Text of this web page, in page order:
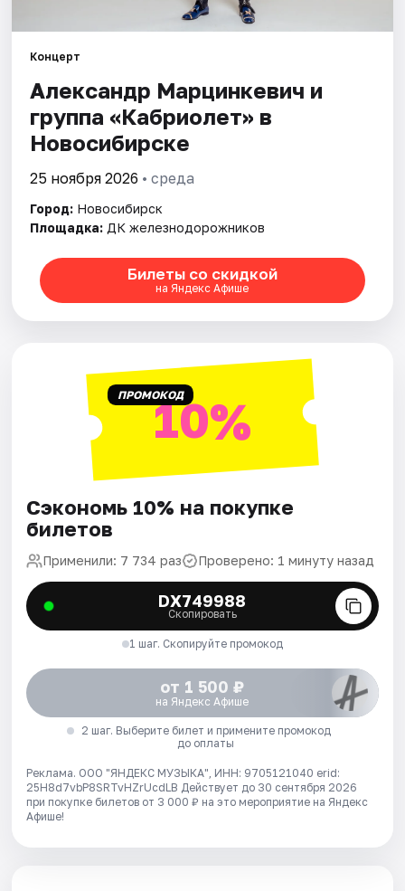
Площадки
Артисты
Рейтинги
Концерт
Александр Марцинкевич и
группа «Кабриолет» в
Новосибирске
25 ноября 2026 • среда
Город: Новосибирск
Площадка: ДК железнодорожников
Билеты со скидкой
на Яндекс Афише
ПРОМОКОД10%
Сэкономь 10% на покупке
билетов
Применили: 7 734 раз Проверено: 1 минуту назад
DX749988
Скопировать
1 шаг. Скопируйте промокод
от 1 500 ₽
на Яндекс Афише
2 шаг. Выберите билет и примените промокод
до оплаты
Реклама. ООО "ЯНДЕКС МУЗЫКА", ИНН: 9705121040 erid:
25H8d7vbP8SRTvHZrUcdLB Действует до 30 сентября 2026
при покупке билетов от 3 000 ₽ на это мероприятие на Яндекс
Афише!